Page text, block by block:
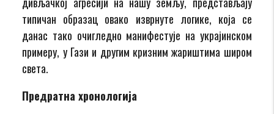
типичан образац овако изврнуте логике, која се
данас тако очигледно манифестује на украјинском
примеру, у Гази и другим кризним жариштима широм
света.
Предратна хронологија